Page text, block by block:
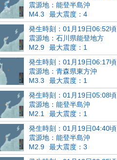
震源地：能登半島沖
M4.3
最大震度：4
発生時刻：01月19日06:52頃
震源地：石川県能登地方
M2.9
最大震度：1
発生時刻：01月19日06:17頃
震源地：青森県東方沖
M3.3
最大震度：1
発生時刻：01月19日05:08頃
震源地：能登半島沖
M2.1
最大震度：1
発生時刻：01月19日04:40頃
震源地：能登半島沖
M2.9
最大震度：3